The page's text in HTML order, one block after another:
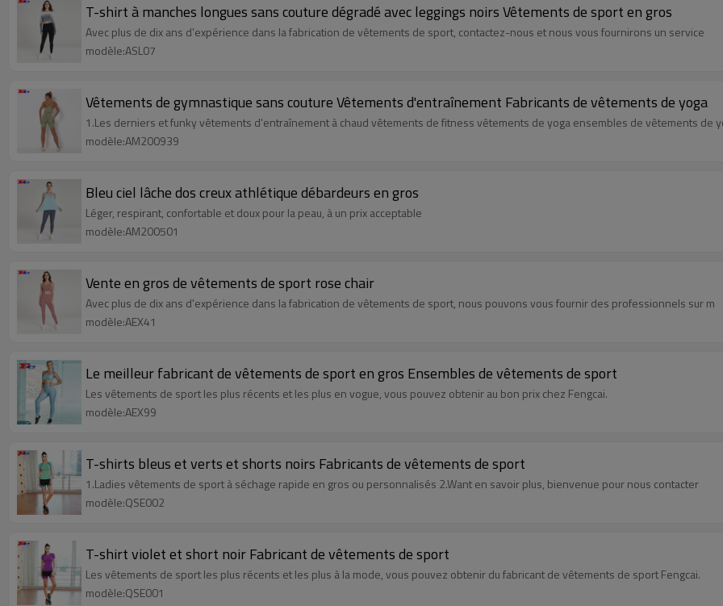
T-shirt à manches longues sans couture dégradé avec leggings noirs Vêtements de sport en gros
Avec plus de dix ans d'expérience dans la fabrication de vêtements de sport, contactez-nous et nous vous fournirons un service
modèle:ASL07
Vêtements de gymnastique sans couture Vêtements d'entraînement Fabricants de vêtements de yoga
1.Les derniers et funky vêtements d'entraînement à chaud vêtements de fitness vêtements de yoga ensembles de vêtements de
modèle:AM200939
Bleu ciel lâche dos creux athlétique débardeurs en gros
Léger, respirant, confortable et doux pour la peau, à un prix acceptable
modèle:AM200501
Vente en gros de vêtements de sport rose chair
Avec plus de dix ans d'expérience dans la fabrication de vêtements de sport, nous pouvons vous fournir des professionnels sur m
modèle:AEX41
Le meilleur fabricant de vêtements de sport en gros Ensembles de vêtements de sport
Les vêtements de sport les plus récents et les plus en vogue, vous pouvez obtenir au bon prix chez Fengcai.
modèle:AEX99
T-shirts bleus et verts et shorts noirs Fabricants de vêtements de sport
1.Ladies vêtements de sport à séchage rapide en gros ou personnalisés 2.Want en savoir plus, bienvenue pour nous contacter
modèle:QSE002
T-shirt violet et short noir Fabricant de vêtements de sport
Les vêtements de sport les plus récents et les plus à la mode, vous pouvez obtenir du fabricant de vêtements de sport Fengcai.
modèle:QSE001